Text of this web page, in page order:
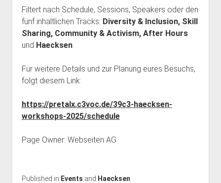
Haecksen e. V.
open
dropdown
menu
Spenden
Chronik
dropdown
menu
BBB Räume
Vergangenes
dropdown
Feministische Bibliothek
Haecksenkarte
Memorials
Filtert nach Schedule, Sessions, Speakers oder den
fünf inhaltlichen Tracks: Diversity & Inclusion, Skill
Sharing, Community & Activism, After Hours
und Haecksen.
Für weitere Details und zur Planung eures Besuchs,
folgt diesem Link:
https://pretalx.c3voc.de/39c3-haecksen-
workshops-2025/schedule
Page Owner: Webseiten AG
Published in Events and Haecksen